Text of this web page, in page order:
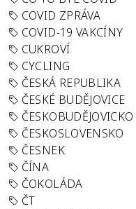
COVID ZPRÁVA
COVID-19 VAKCÍNY
CUKROVÍ
CYCLING
ČESKÁ REPUBLIKA
ČESKÉ BUDĚJOVICE
ČESKOBUDĚJOVICKO
ČESKOSLOVENSKO
ČESNEK
ČÍNA
ČOKOLÁDA
ČT